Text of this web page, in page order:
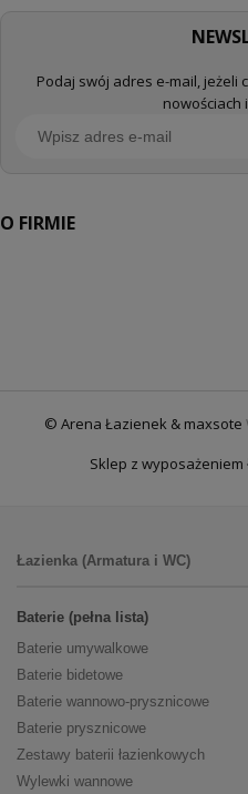
Podaj swój adres e-mail, jeżeli
nowościach
O FIRMIE
© Arena Łazienek & maxsote
Sklep z
Łazienka (Armatura i WC)
Baterie (pełna lista)
Baterie umywalkowe
Baterie bidetowe
Baterie wannowo-prysznicowe
Baterie prysznicowe
Zestawy baterii łazienkowych
Wylewki wannowe